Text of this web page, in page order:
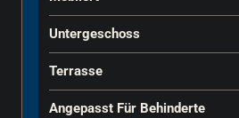
Untergeschoss
Terrasse
Angepasst Für Behinderte